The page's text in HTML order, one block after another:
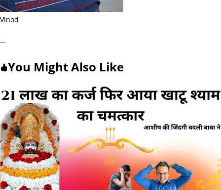
Vinod
...
You Might Also Like